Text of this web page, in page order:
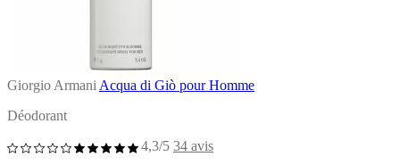
Giorgio Armani Acqua di Giò pour Homme
Déodorant
4,3/5 34 avis